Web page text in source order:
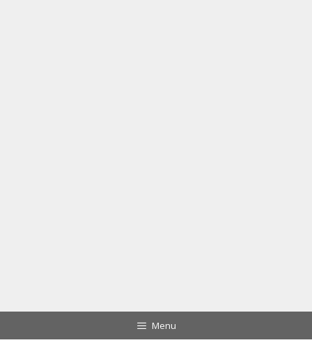
til
Menu